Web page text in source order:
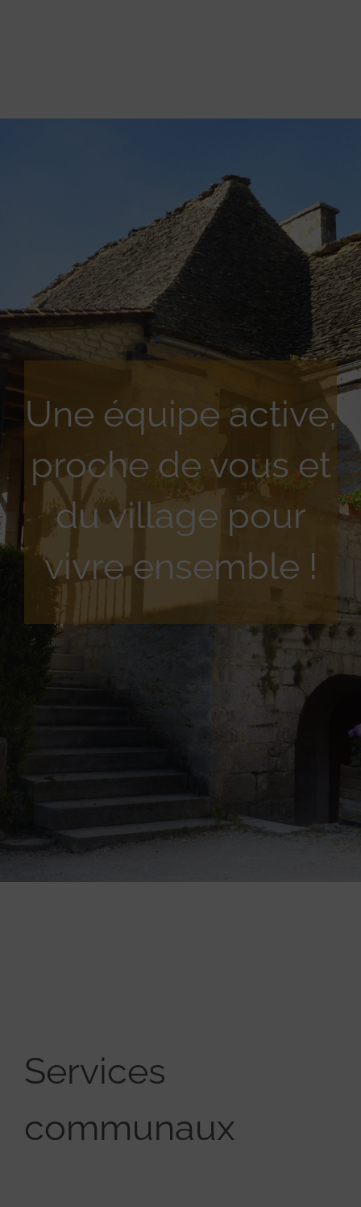
Une équipe active,
proche de vous et
du village pour
vivre ensemble !
Services
communaux